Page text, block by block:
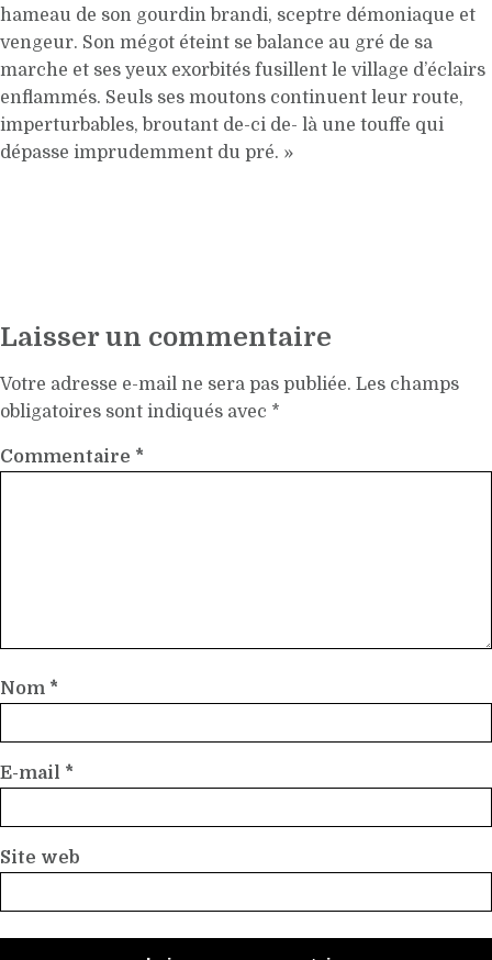
hameau de son gourdin brandi, sceptre démoniaque et
vengeur. Son mégot éteint se balance au gré de sa
marche et ses yeux exorbités fusillent le village d’éclairs
enflammés. Seuls ses moutons continuent leur route,
imperturbables, broutant de-ci de- là une touffe qui
dépasse imprudemment du pré. »
Laisser un commentaire
Votre adresse e-mail ne sera pas publiée. Les champs
obligatoires sont indiqués avec *
Commentaire *
Nom *
E-mail *
Site web